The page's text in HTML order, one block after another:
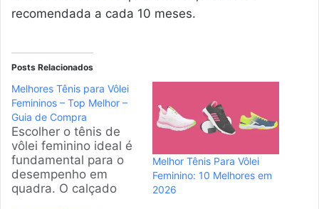
recomendada a cada 10 meses.
Posts Relacionados
Melhores Tênis para Vôlei
Femininos – Top Melhor –
Guia de Compra
Escolher o tênis de
vôlei feminino ideal é
fundamental para o
desempenho em
quadra. O calçado
Melhor Tênis Para Vôlei
Feminino: 10 Melhores em
2026